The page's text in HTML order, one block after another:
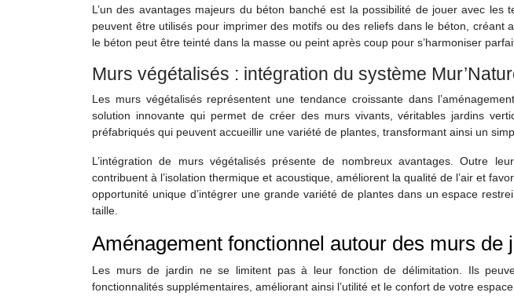
L’un des avantages majeurs du béton banché est la possibilité de jouer avec les
peuvent être utilisés pour imprimer des motifs ou des reliefs dans le béton, créant
le béton peut être teinté dans la masse ou peint après coup pour s’harmoniser
Murs végétalisés : intégration du système
Les murs végétalisés représentent une tendance croissante dans
solution innovante qui permet de créer des murs vivants, véritables jardins
préfabriqués qui peuvent accueillir une variété de plantes, transformant ainsi un
L’intégration de murs végétalisés présente de nombreux avantages. Outre
contribuent à l’isolation thermique et acoustique, améliorent la qualité de l’air et
opportunité unique d’intégrer une grande variété de plantes dans un espace
taille.
Aménagement fonctionnel autour des murs de
Les murs de jardin ne se limitent pas à leur fonction de délimitation. Ils
fonctionnalités supplémentaires, améliorant ainsi l’utilité et le confort de votre